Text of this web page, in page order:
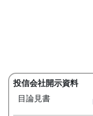
投信会社開示資料
目論見書